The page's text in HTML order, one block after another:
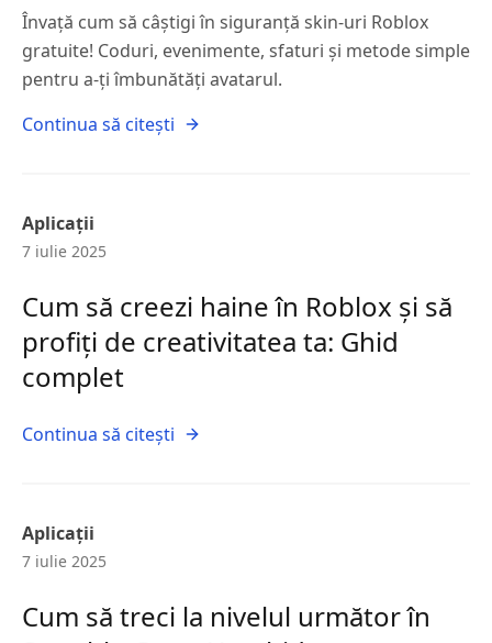
Învață cum să câștigi în siguranță skin-uri Roblox
gratuite! Coduri, evenimente, sfaturi și metode simple
pentru a-ți îmbunătăți avatarul.
Continua să citești
Aplicații
7 iulie 2025
Cum să creezi haine în Roblox și să
profiți de creativitatea ta: Ghid
complet
Continua să citești
Aplicații
7 iulie 2025
Cum să treci la nivelul următor în